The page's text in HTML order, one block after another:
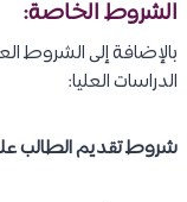
الشروط الخاصة:
بالإضافة إلى الشروط
الدراسات العليا:
شروط تقديم الطالب